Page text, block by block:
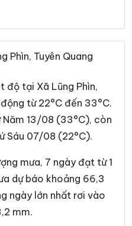
Xã Đồng Yên
Xã Đường Hồng
Xã Hồ Thầu
Xã Hoàng Su Phì
Xã Hồng Thái
Xã Hùng Đức
Xã Khâu Vai
Xã Kiên Đài
Phìn, Tuyên Quang
độ tại Xã Lũng Phìn,
từ 22°C đến 33°C.
13/08 (33°C), còn
Sáu 07/08 (22°C).
mưa, 7 ngày đạt từ 1
dự báo khoảng 66,3
ngày lớn nhất rơi vào
mm.